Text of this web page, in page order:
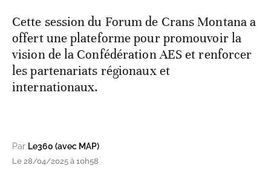
Cette session du Forum de Crans Montana a
offert une plateforme pour promouvoir la
vision de la Confédération AES et renforcer
les partenariats régionaux et
internationaux.
Par Le360 (avec MAP)
Le 28/04/2025 à 10h58